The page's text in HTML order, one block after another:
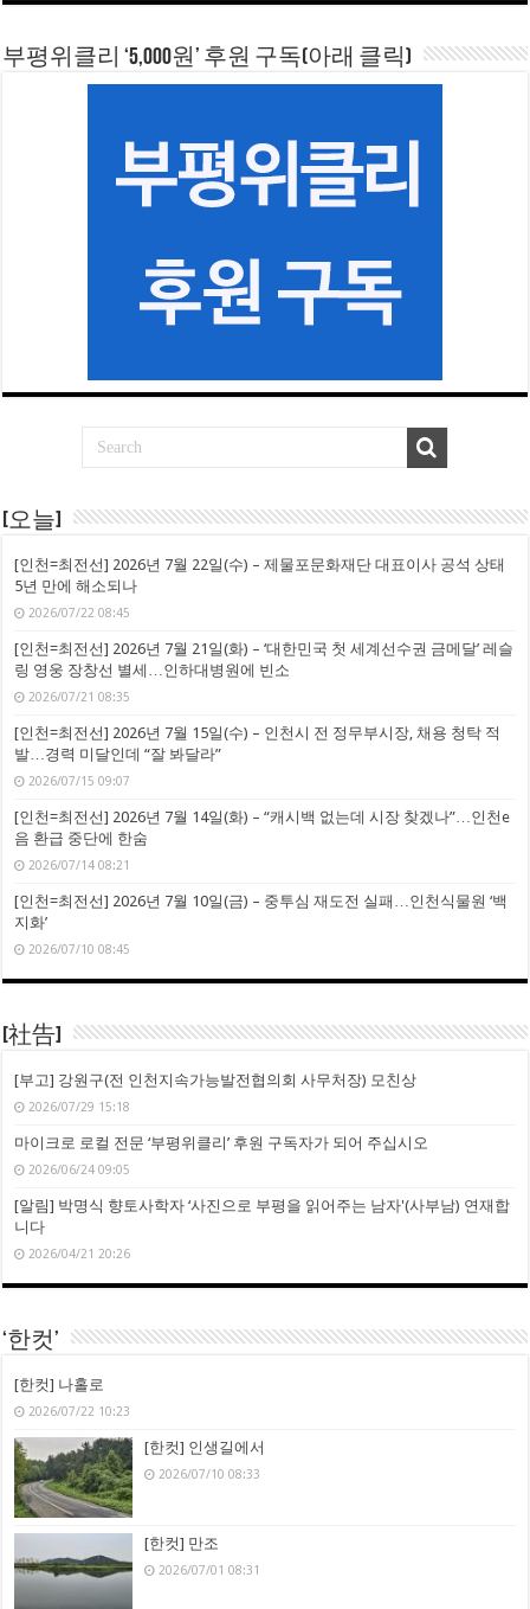
부평위클리 ‘5,000원’ 후원 구독(아래 클릭)
[오늘]
[인천=최전선] 2026년 7월 22일(수) – 제물포문화재단 대표이사 공석 상태
5년 만에 해소되나
2026/07/22 08:45
[인천=최전선] 2026년 7월 21일(화) – ‘대한민국 첫 세계선수권 금메달’ 레슬
링 영웅 장창선 별세…인하대병원에 빈소
2026/07/21 08:35
[인천=최전선] 2026년 7월 15일(수) – 인천시 전 정무부시장, 채용 청탁 적
발…경력 미달인데 “잘 봐달라”
2026/07/15 09:07
[인천=최전선] 2026년 7월 14일(화) – “캐시백 없는데 시장 찾겠나”…인천e
음 환급 중단에 한숨
2026/07/14 08:21
[인천=최전선] 2026년 7월 10일(금) – 중투심 재도전 실패…인천식물원 ‘백
지화’
2026/07/10 08:45
[社告]
[부고] 강원구(전 인천지속가능발전협의회 사무처장) 모친상
2026/07/29 15:18
마이크로 로컬 전문 ‘부평위클리’ 후원 구독자가 되어 주십시오
2026/06/24 09:05
[알림] 박명식 향토사학자 ‘사진으로 부평을 읽어주는 남자'(사부남) 연재합
니다
2026/04/21 20:26
‘한컷’
[한컷] 나홀로
2026/07/22 10:23
[한컷] 인생길에서
2026/07/10 08:33
[한컷] 만조
2026/07/01 08:31